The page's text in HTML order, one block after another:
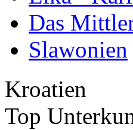
Das
Slawonien
Kroatien
Top